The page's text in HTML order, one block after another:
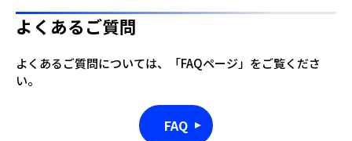
よくあるご質問
よくあるご質問については、「FAQページ」をご覧くださ
い。
FAQ